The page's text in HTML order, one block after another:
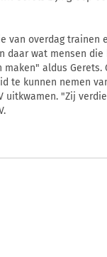
van overdag trainen
daar wat mensen
aldus Gerets.
te kunnen nemen
uitkwamen. "Zij